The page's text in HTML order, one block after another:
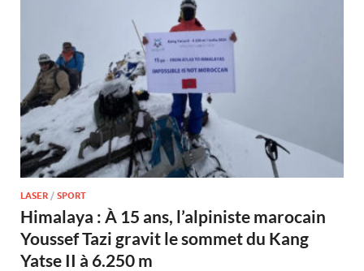
LASER / SPORT
Himalaya : À 15 ans, l’alpiniste marocain
Youssef Tazi gravit le sommet du Kang
Yatse II à 6.250 m